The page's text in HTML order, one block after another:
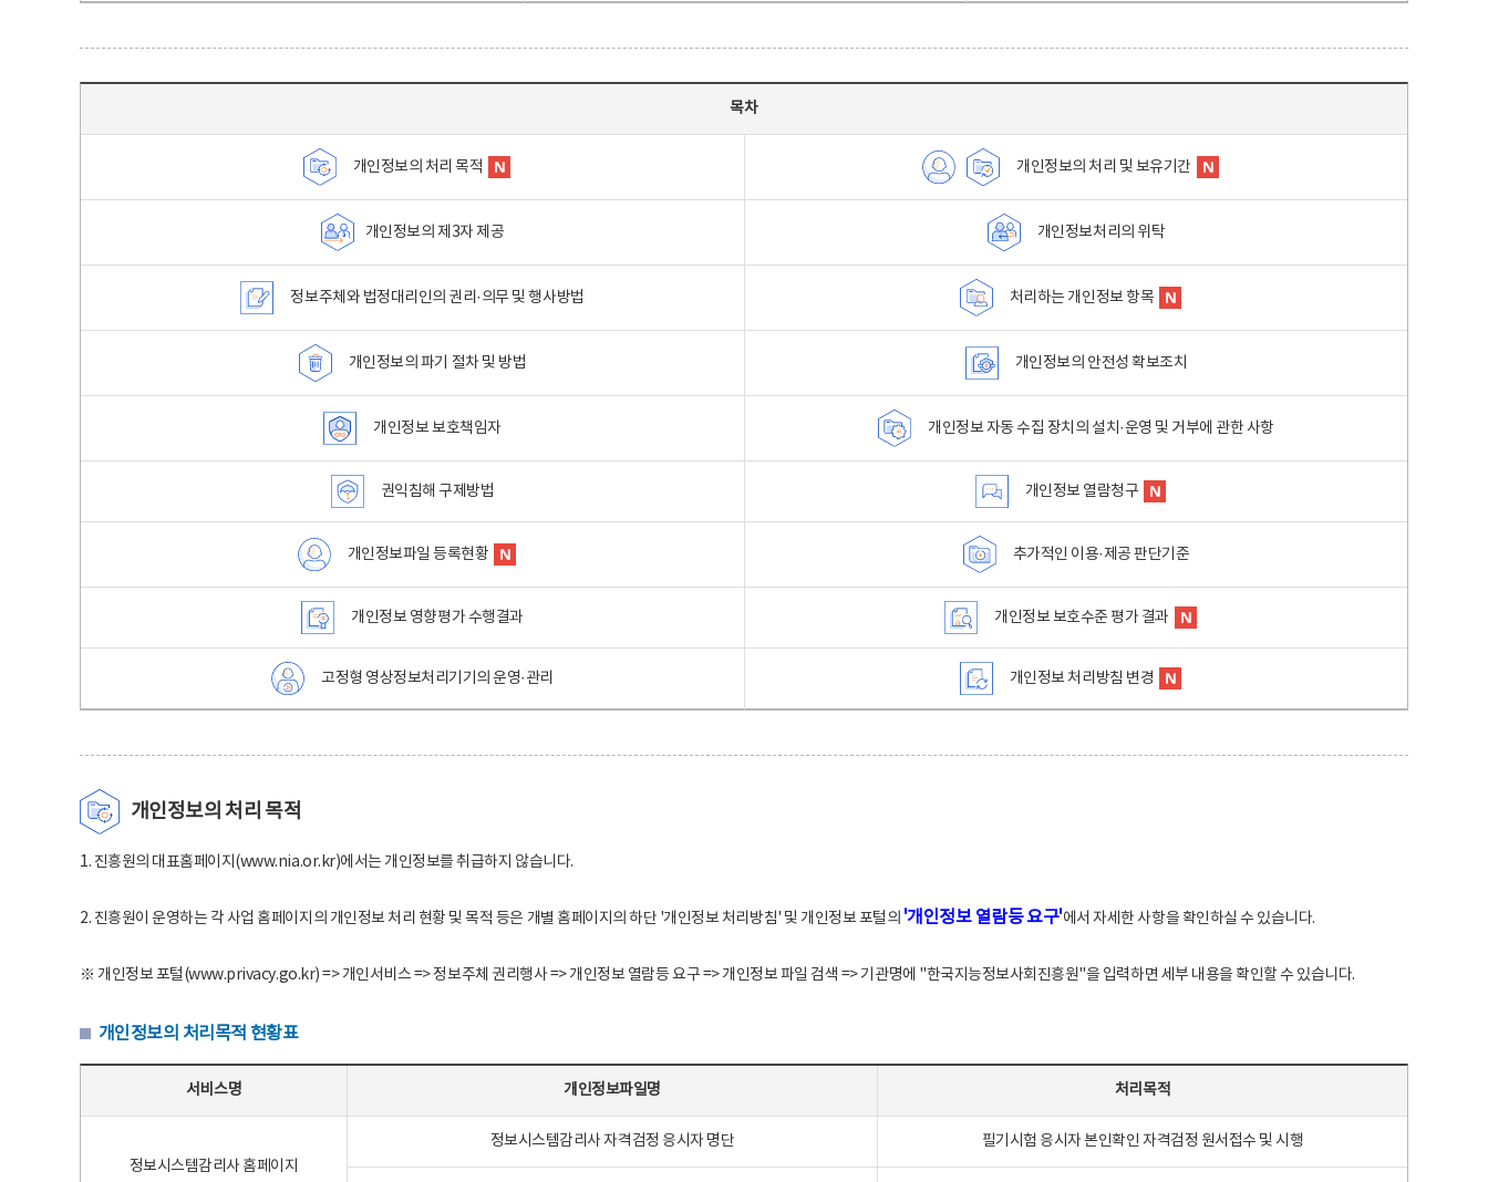
목차
개인정보의 처리 목적 개인정보의 처리 및 보유기간
개인정보의 제3자 제공 개인정보처리의 위탁
정보주체와 법정대리인의 권리·의무 및 행사방법 처리하는 개인정보 항목
개인정보의 파기 절차 및 방법 개인정보의 안전성 확보조치
개인정보 보호책임자 개인정보 자동 수집 장치의 설치·운영 및 거부에 관한 사항
권익침해 구제방법 개인정보 열람청구
개인정보파일 등록현황 추가적인 이용·제공 판단기준
개인정보 영향평가 수행결과 개인정보 보호수준 평가 결과
고정형 영상정보처리기기의 운영·관리 개인정보 처리방침 변경
개인정보의 처리 목적
1. 진흥원의 대표홈페이지(www.nia.or.kr)에서는 개인정보를 취급하지 않습니다.
2. 진흥원이 운영하는 각 사업 홈페이지의 개인정보 처리 현황 및 목적 등은 개별 홈페이지의 하단 '개인정보 처리방침' 및 개인정보 포털의 '개인정보 열람등 요구'에서 자세한 사항을 확인하실 수 있습니다.
※ 개인정보 포털(www.privacy.go.kr) => 개인서비스 => 정보주체 권리행사 => 개인정보 열람등 요구 => 개인정보 파일 검색 => 기관명에 "한국지능정보사회진흥원"을 입력하면 세부 내용을 확인할 수 있습니다.
개인정보의 처리목적 현황표
서비스명 개인정보파일명 처리목적
정보시스템감리사 홈페이지
정보시스템감리사 자격검정 응시자 명단 필기시험 응시자 본인확인 자격검정 원서접수 및 시행